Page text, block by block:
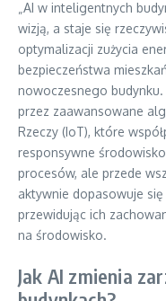
„AI w inteligentnych
wizją, a staje się
optymalizacji zużycia
bezpieczeństwa
nowoczesnego
przez zaawansowane
Rzeczy (IoT), które
responsywne
procesów, ale przede
aktywnie dopasowuje
przewidując ich
na środowisko.
Jak AI zmienia